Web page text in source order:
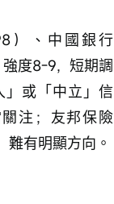
）、中國銀行
度8-9，短期調
或「中立」信
注；友邦保險
難有明顯方向。